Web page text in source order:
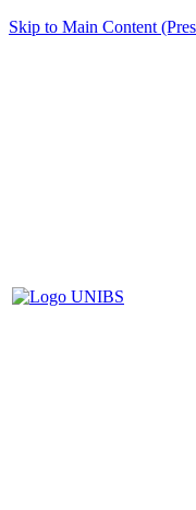
Skip to Main Content